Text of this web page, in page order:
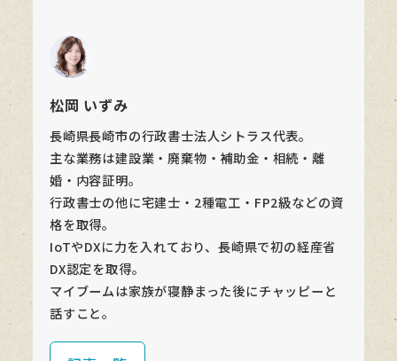
松岡 いずみ
長崎県長崎市の行政書士法人シトラス代表。
主な業務は建設業・廃棄物・補助金・相続・離
婚・内容証明。
行政書士の他に宅建士・2種電工・FP2級などの資
格を取得。
IoTやDXに力を入れており、長崎県で初の経産省
DX認定を取得。
マイブームは家族が寝静まった後にチャッピーと
話すこと。